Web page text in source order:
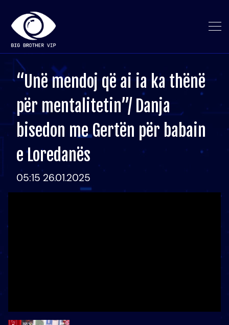
“Unë mendoj që ai ia ka thënë
për mentalitetin”/ Danja
bisedon me Gertën për babain
e Loredanës
05:15 26.01.2025